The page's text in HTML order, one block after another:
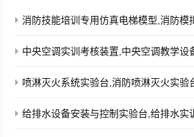
消防技能培训专用仿真电梯模型,消防模
中央空调实训考核装置,中央空调教学设
喷淋灭火系统实验台,消防喷淋灭火实验
给排水设备安装与控制实验台,给排水实